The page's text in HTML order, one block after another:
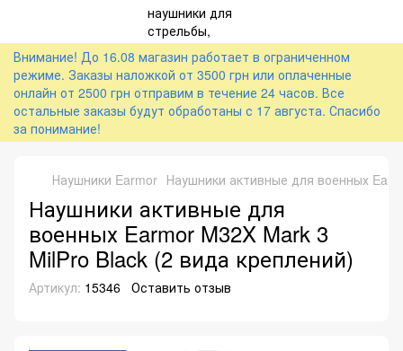
Внимание! До 16.08 магазин работает в ограниченном
режиме. Заказы наложкой от 3500 грн или оплаченные
онлайн от 2500 грн отправим в течение 24 часов. Все
остальные заказы будут обработаны с 17 августа. Спасибо
за понимание!
Наушники Earmor Наушники активные для военных
Наушники активные для
военных Earmor M32X Mark 3
MilPro Black (2 вида креплений)
Артикул: 15346 Оставить отзыв